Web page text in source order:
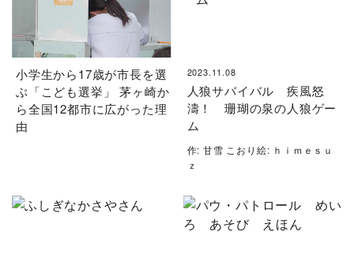
小学生から17歳が市長を選
ぶ「こども選挙」 茅ヶ崎か
ら全国12都市に広がった理
由
2023.11.08
人狼サバイバル 疾風怒
濤！ 珊瑚の泉の人狼ゲー
ム
作: 甘雪 こおり絵: ｈｉｍｅｓｕ
ｚ